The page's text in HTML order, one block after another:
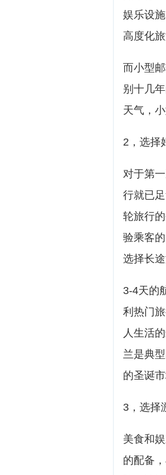
娱乐设
高度化
而小型
别十几
天气，
2，选择
对于第
行就已
轮旅行
验乘客
选择长
3-4天的
利热门
人生活
兰是典
的圣诞
3，选择
美食和
的配备